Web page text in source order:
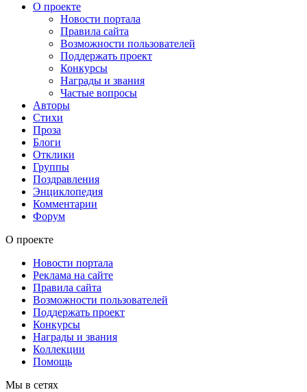
О проекте
Новости портала
Правила сайта
Возможности пользователей
Поддержать проект
Конкурсы
Награды и звания
Частые вопросы
Авторы
Стихи
Проза
Блоги
Отклики
Группы
Поздравления
Энциклопедия
Комментарии
Форум
О проекте
Новости портала
Реклама на сайте
Правила сайта
Возможности пользователей
Поддержать проект
Конкурсы
Награды и звания
Коллекции
Помощь
Мы в сетях